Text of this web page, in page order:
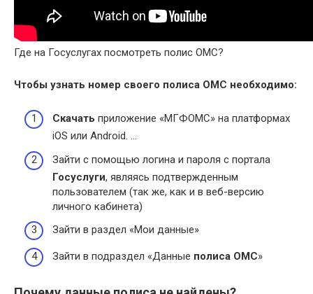
Где на Госуслугах посмотреть полис ОМС?
Чтобы узнать номер своего полиса ОМС необходимо:
Скачать приложение «МГФОМС» на платформах
iOS или Android. …
Зайти с помощью логина и пароля с портала
Госуслуги, являясь подтвержденным
пользователем (так же, как и в веб-версию
личного кабинета)
Зайти в раздел «Мои данные»
Зайти в подраздел «Данные полиса ОМС»